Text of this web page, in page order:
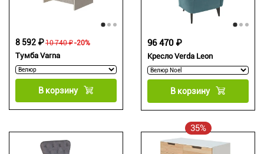
Тумба Varna
10 740 ₽
8 592 ₽ -20%
В корзину
Кресло Verda Leon
96 470 ₽
В корзину
35%